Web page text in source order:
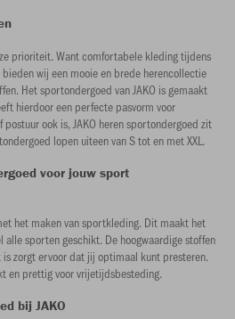
prioriteit. Want comfortabele kleding tijdens
wij een mooie en brede herencollectie
Het sportondergoed van JAKO is gemaakt
hierdoor een perfecte pasvorm voor
ook is, JAKO heren sportondergoed zit
lopen uiteen van S tot en met XXL.
voor jouw sport
het maken van sportkleding. Dit maakt het
alle sporten geschikt. De hoogwaardige stoffen
zorgt ervoor dat jij optimaal kunt presteren.
en prettig voor vrijetijdsbesteding.
bij JAKO